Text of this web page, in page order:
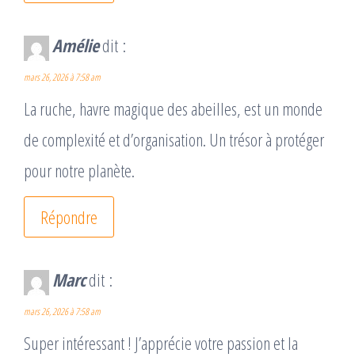
Améliedit :
mars 26, 2026 à 7:58 am
La ruche, havre magique des abeilles, est un monde
de complexité et d’organisation. Un trésor à protéger
pour notre planète.
Répondre
Marcdit :
mars 26, 2026 à 7:58 am
Super intéressant ! J’apprécie votre passion et la